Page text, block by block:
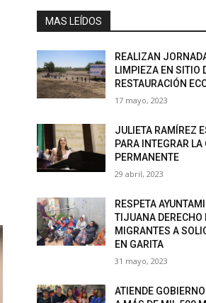
MAS LEÍDOS
REALIZAN
LIMPIEZA EN SITIO
RESTAURACIÓN
17 mayo, 2023
JULIETA RAMÍREZ
PARA INTEGRAR LA
PERMANENTE
29 abril, 2023
RESPETA
TIJUANA DERECHO
MIGRANTES A
EN GARITA
31 mayo, 2023
ATIENDE